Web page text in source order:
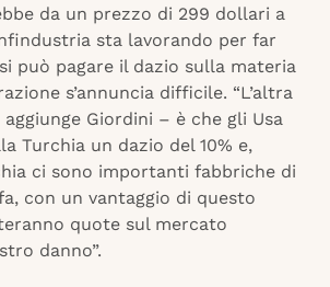
da un prezzo di 299 dollari a
sta lavorando per far
può pagare il dazio sulla materia
s’annuncia difficile. “L’altra
Giordini – è che gli Usa
Turchia un dazio del 10% e,
ci sono importanti fabbriche di
con un vantaggio di questo
quote sul mercato
danno”.